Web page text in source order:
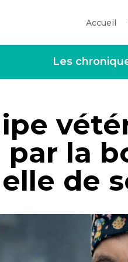
Accueil
Accueil
Les
la
de